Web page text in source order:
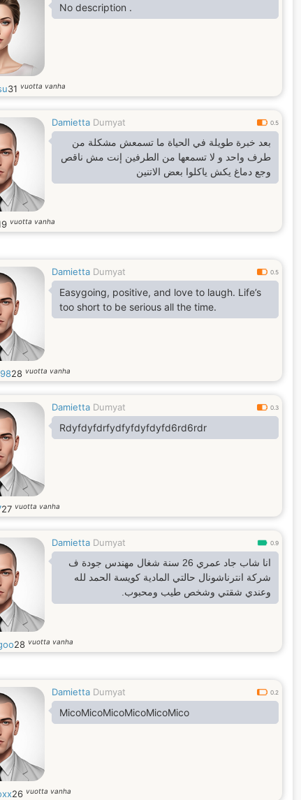
No description .
31 vuotta vanha
Damietta Dumyat 0.5
بعد خبرة طويلة في الحياة ما تسمعش مشكلة من
طرف واحد و لا تسمعها من الطرفين إنت مش ناقص
وجع دماغ يكش ياكلوا بعض الاتنين
vuotta vanha
Damietta Dumyat 0.5
Easygoing, positive, and love to laugh. Life’s
too short to be serious all the time.
28 vuotta vanha
Damietta Dumyat 0.3
Rdyfdyfdrfydfyfdyfdyfd6rd6rdr
27 vuotta vanha
Damietta Dumyat 0.9
انا شاب جاد عمري 26 سنة شغال مهندس جودة ف
شركة انترناشونال حالتي المادية كويسة الحمد لله
وعندي شقتي وشخص طيب ومحبوب.
28 vuotta vanha
Damietta Dumyat 0.2
MicoMicoMicoMicoMicoMico
26 vuotta vanha